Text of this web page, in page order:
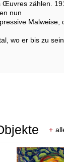
Œuvres zählen.
nun
Malweise,
wo er bis zu
+